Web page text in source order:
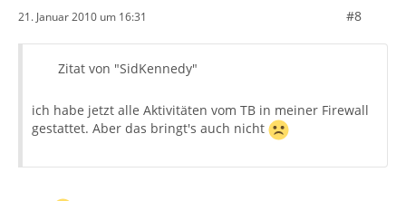
21. Januar 2010 um 16:31 #8
Zitat von "SidKennedy"
ich habe jetzt alle Aktivitäten vom TB in meiner Firewall
gestattet. Aber das bringt's auch nicht